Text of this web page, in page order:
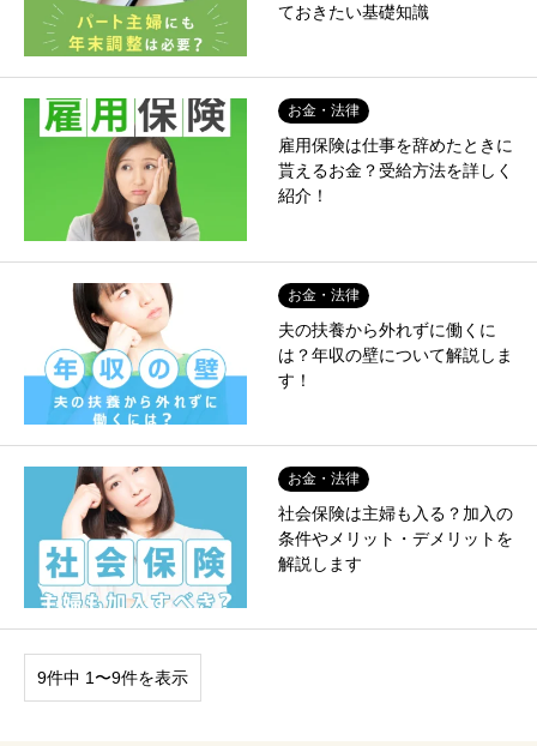
ておきたい基礎知識
お金・法律
雇用保険は仕事を辞めたときに
貰えるお金？受給方法を詳しく
紹介！
お金・法律
夫の扶養から外れずに働くに
は？年収の壁について解説しま
す！
お金・法律
社会保険は主婦も入る？加入の
条件やメリット・デメリットを
解説します
9件中 1〜9件を表示